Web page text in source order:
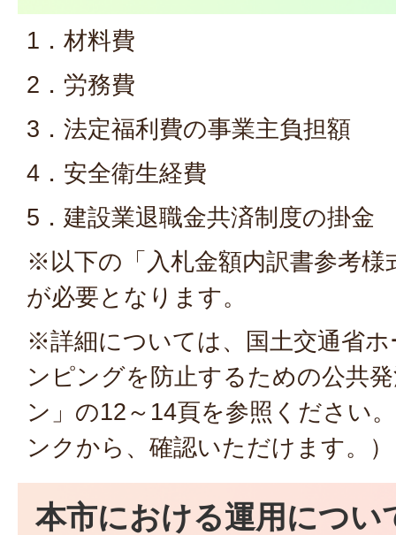
1．材料費
2．労務費
3．法定福利費の事業主負担額
4．安全衛生経費
5．建設業退職金共済制度の掛金
※以下の「入札金額内訳書参考様
が必要となります。
※詳細については、国土交通省
ンピングを防止するための公共
ン」の12～14頁を参照ください
ンクから、確認いただけます。）
本市における運用につい